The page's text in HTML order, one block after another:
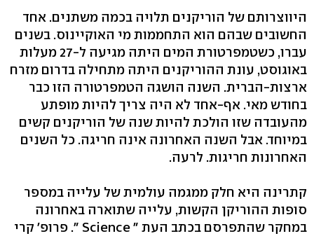
היווצרותם של הוריקנים תלויה בכמה משתנים. אחד
החשובים שבהם הוא התחממות מי האוקיינוס. בשנים
עברו, כשטמפרטורת המים היתה מגיעה ל-27 מעלות
באוגוסט, עונת ההוריקנים היתה מתחילה בדרום מזרח
ארצות-הברית. השנה הושגה הטמפרטורה הזו כבר
בחודש מאי. אף-אחד לא היה צריך להיות מופתע
מהעובדה שזו הולכת להיות שנה של הוריקנים קשים
במיוחד. אבל השנה האחרונה אינה חריגה. כל השנים
האחרונות חריגות. לרעה.
קתרינה היא חלק ממגמה עולמית של עלייה במספר
סופות ההוריקן הקשות, עלייה שתוארה באחרונה
במחקר שהתפרסם בכתב העת " Science ". פרופ' קרי